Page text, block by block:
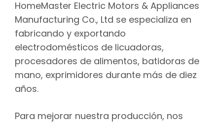
HomeMaster Electric Motors & Appliances
Manufacturing Co., Ltd se especializa en
fabricando y exportando
electrodomésticos de licuadoras,
procesadores de alimentos, batidoras de
mano, exprimidores durante más de diez
años.
Para mejorar nuestra producción, nos